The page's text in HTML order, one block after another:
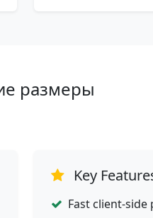
размеры
Key
Fast client-